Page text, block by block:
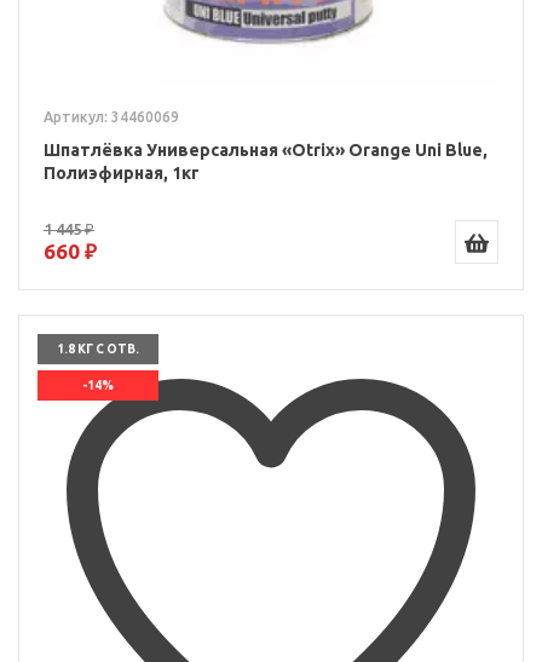
Артикул: 34460069
Шпатлёвка Универсальная «Otrix» Orange Uni Blue,
Полиэфирная, 1кг
1 445 ₽
660 ₽
1.8 КГ С ОТВ.
-14%